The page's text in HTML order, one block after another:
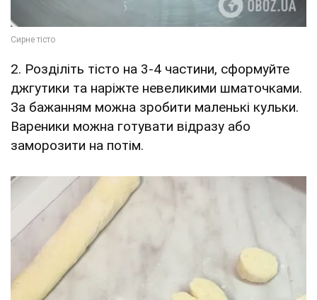
2. Розділіть тісто на 3-4 частини, сформуйте
джгутики та наріжте невеликими шматочками.
За бажанням можна зробити маленькі кульки.
Вареники можна готувати відразу або
заморозити на потім.